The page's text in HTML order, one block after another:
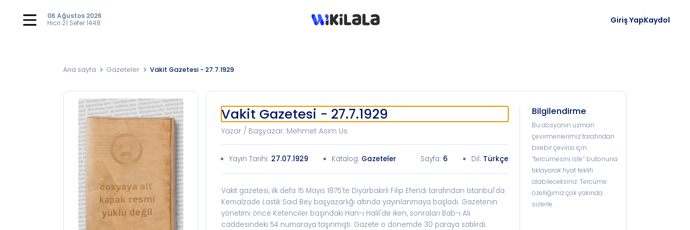
06 Ağustos 2026
Hicri 21 Sefer 1448 Giriş YapKaydol
Ana sayfa Gazeteler Vakit Gazetesi - 27.7.1929
Vakit Gazetesi - 27.7.1929
Yazar / Başyazar: Mehmet Asım Us
Yayın Tarihi: 27.07.1929 Katalog: Gazeteler Sayfa: 6 Dil: Türkçe
Vakit gazetesi, ilk defa 15 Mayıs 1875'te Diyarbakırlı Filip Efendi tarafından İstanbul'da
Kemalzade Lastik Said Bey başyazarlığı altında yayınlanmaya başladı. Gazetenin
yönetimi önce Ketenciler başındaki Han-ı Halil'de iken, sonraları Bab-ı Ali
caddesindeki 54 numaraya taşınmıştı. Gazete o dönemde 30 paraya satılırdı.
Bilgilendirme
Bu dosyanın uzman
çevirmenlerimiz tarafından
birebir çevirisi için
“tercümesini iste” butonuna
tıklayarak fiyat teklifi
alabileceksiniz. Tercüme
özelliğimiz çok yakında
sizlerle.